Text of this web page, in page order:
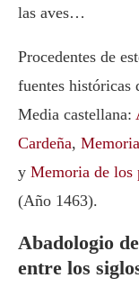
las aves…
Procedentes de
fuentes históricas
Media castellana:
Cardeña,
y Memoria de los
(Año 1463).
Abadologio
entre los